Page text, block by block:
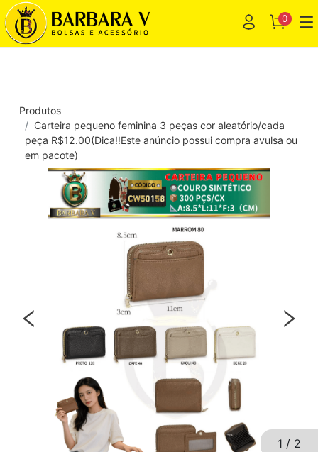
0
Produtos
Carteira pequeno feminina 3 peças cor aleatório/cada
peça R$12.00(Dica‼️Este anúncio possui compra avulsa ou
em pacote)
1 / 2